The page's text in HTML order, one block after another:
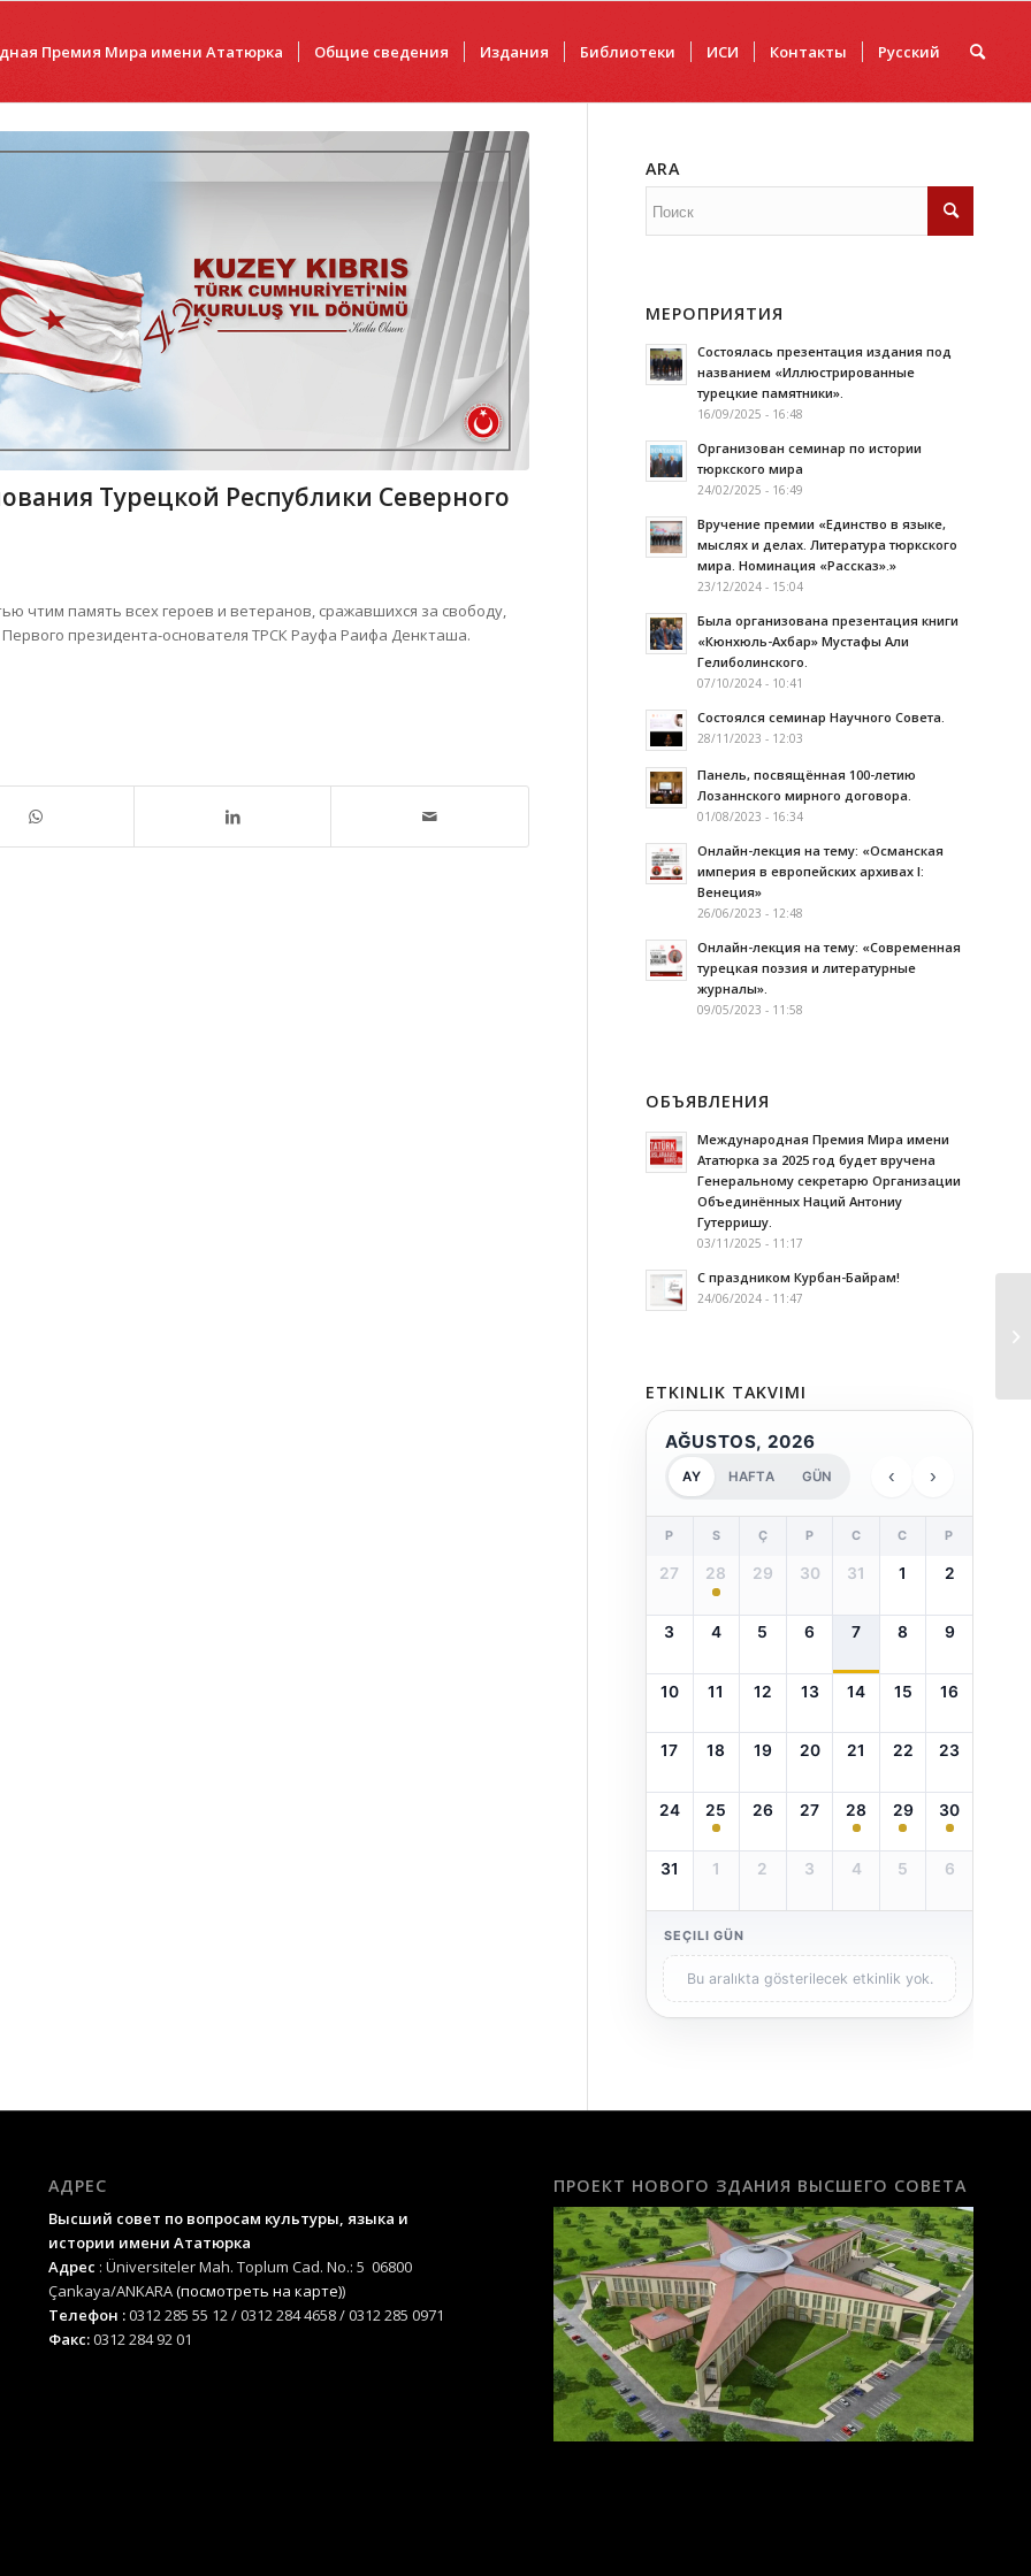
Премия Мира имени Ататюрка Общие сведения Издания Библиотеки ИCИ Контакты Русский
Турецкой Республики Северного
чтим память всех героев и ветеранов, сражавшихся за свободу,
президента-основателя ТРСК Рауфа Раифа Денкташа.
ARA
МЕРОПРИЯТИЯ
Состоялась презентация издания под
названием «Иллюстрированные
турецкие памятники».
16/09/2025 - 16:48
Организован семинар по истории
тюркского мира
24/02/2025 - 16:49
Вручение премии «Единство в языке,
мыслях и делах. Литература тюркского
мира. Номинация «Рассказ».»
23/12/2024 - 15:04
Была организована презентация книги
«Кюнхюль-Ахбар» Мустафы Али
Гелиболинского.
07/10/2024 - 10:41
Состоялся семинар Научного Совета.
28/11/2023 - 12:03
Панель, посвящённая 100-летию
Лозаннского мирного договора.
01/08/2023 - 16:34
Онлайн-лекция на тему: «Османская
империя в европейских архивах I:
Венеция»
26/06/2023 - 12:48
Онлайн-лекция на тему: «Современная
турецкая поэзия и литературные
журналы».
09/05/2023 - 11:58
ОБЪЯВЛЕНИЯ
Международная Премия Мира имени
Ататюрка за 2025 год будет вручена
Генеральному секретарю Организации
Объединённых Наций Антониу
Гутерришу.
03/11/2025 - 11:17
С праздником Курбан-Байрам!
24/06/2024 - 11:47
ETKINLIK TAKVIMI
AĞUSTOS, 2026
AY HAFTA GÜN ‹ ›
P S Ç P C C P
27 28 29 30 31 1 2
3 4 5 6 7 8 9
10 11 12 13 14 15 16
17 18 19 20 21 22 23
24 25 26 27 28 29 30
31 1 2 3 4 5 6
SEÇILI GÜN
Bu aralıkta gösterilecek etkinlik yok.
АДРЕС
Высший совет по вопросам культуры, языка и
истории имени Ататюрка
Адрес : Üniversiteler Mah. Toplum Cad. No.: 5 06800
Çankaya/ANKARA(посмотреть на карте))
Телефон :0312 285 55 12 / 0312 284 4658 / 0312 285 0971
Факс:0312 284 92 01
ПРОЕКТ НОВОГО ЗДАНИЯ ВЫСШЕГО СОВЕТА